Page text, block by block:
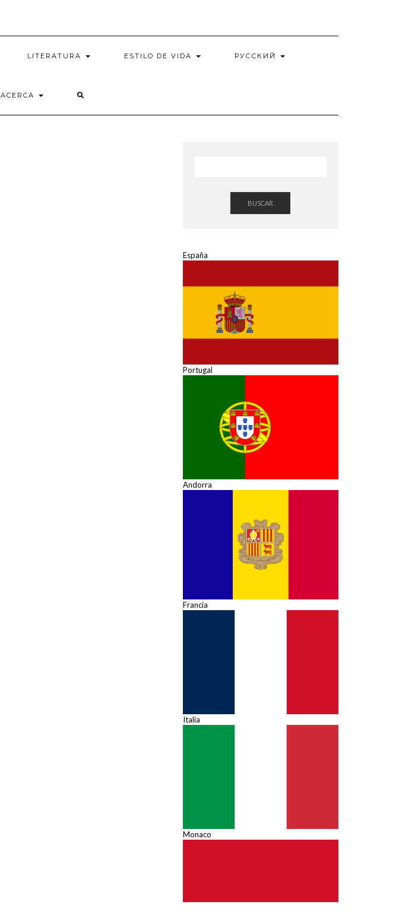
LITERATURA ESTILO DE VIDA РУССКИЙ
ACERCA
BUSCAR
España
Portugal
Andorra
Francia
Italia
Monaco